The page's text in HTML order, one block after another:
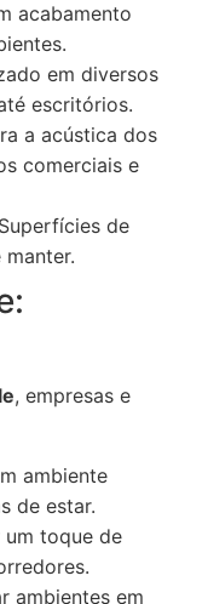
acabamento
em diversos
escritórios.
a acústica dos
comerciais e
Superfícies de
, empresas e
ambiente
de estar.
toque de
ambientes em